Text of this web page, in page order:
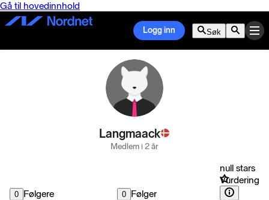
Gå til hovedinnhold
Logg inn Søk
Langmaack
Medlem i 2 år
0 Følgere 0 Følger
null stars
Vurdering